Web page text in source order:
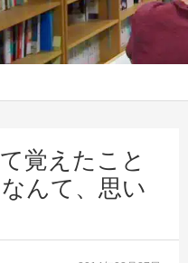
覚えたこと
んて、思い